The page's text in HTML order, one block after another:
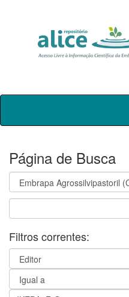
Skip
Página de Busca
Filtros correntes: